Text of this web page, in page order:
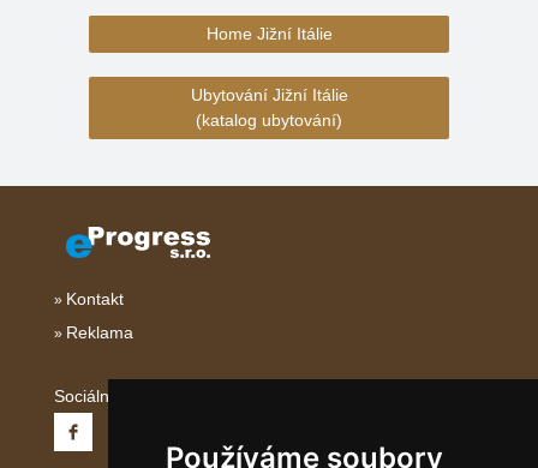
Používáme soubory
Home Jižní Itálie
Ubytování Jižní Itálie
(katalog ubytování)
Kontakt
Reklama
Sociální sítě: